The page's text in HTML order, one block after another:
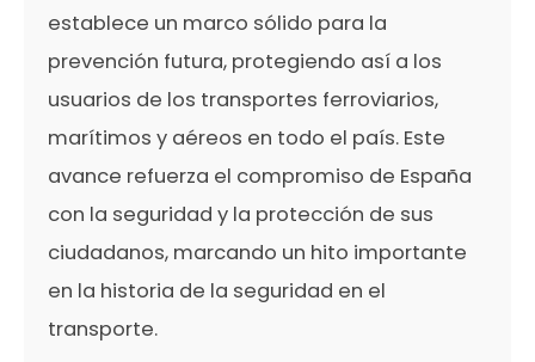
establece un marco sólido para la
prevención futura, protegiendo así a los
usuarios de los transportes ferroviarios,
marítimos y aéreos en todo el país. Este
avance refuerza el compromiso de España
con la seguridad y la protección de sus
ciudadanos, marcando un hito importante
en la historia de la seguridad en el
transporte.